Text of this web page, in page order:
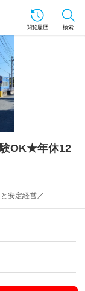
閲覧履歴 検索
OK★年休12
安定経営／